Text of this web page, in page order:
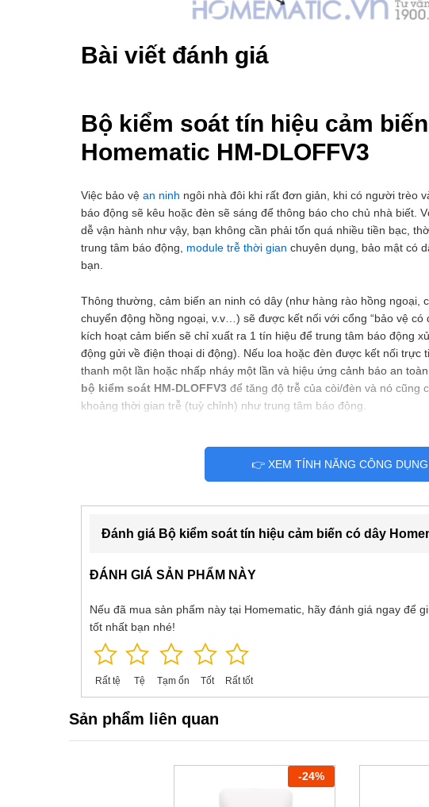
Bài viết đánh giá
Bộ kiểm soát tín hiệu cảm
Homematic HM-DLOFFV3
Việc bảo vệ an ninh ngôi nhà đôi khi rất đơn giản, khi có người trèo
báo động sẽ kêu hoặc đèn sẽ sáng để thông báo cho chủ nhà biết.
dễ vận hành như vậy, bạn không cần phải tốn quá nhiều tiền bạc,
trung tâm báo động, module trễ thời gian chuyên dụng, bảo mật có
bạn.
Thông thường, cảm biến an ninh có dây (như hàng rào hồng ngoại,
chuyển động hồng ngoại, v.v…) sẽ được kết nối với cổng “bảo vệ có
kích hoạt cảm biến sẽ chỉ xuất ra 1 tín hiệu để trung tâm báo động
động gửi về điện thoại di động). Nếu loa hoặc đèn được kết nối trực
thanh một lần hoặc nhấp nháy một lần và hiệu ứng cảnh báo an
bộ kiểm soát HM-DLOFFV3 để tăng độ trễ của còi/đèn và nó cũng
khoảng thời gian trễ (tuỳ chỉnh) như trung tâm báo động.
👉 XEM TÍNH NĂNG CÔNG DỤNG
Đánh giá Bộ kiểm soát tín hiệu cảm biến có dây
ĐÁNH GIÁ SẢN PHẨM NÀY
Nếu đã mua sản phẩm này tại Homematic, hãy đánh giá ngay để
tốt nhất bạn nhé!
Rất tệ Tệ Tạm ổn Tốt Rất tốt
Sản phẩm liên quan
-24%